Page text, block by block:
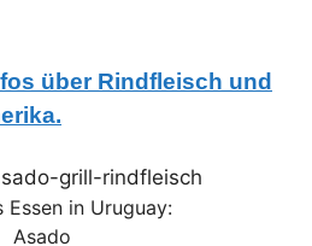
über Rindfleisch und
Essen in Uruguay:
Asado